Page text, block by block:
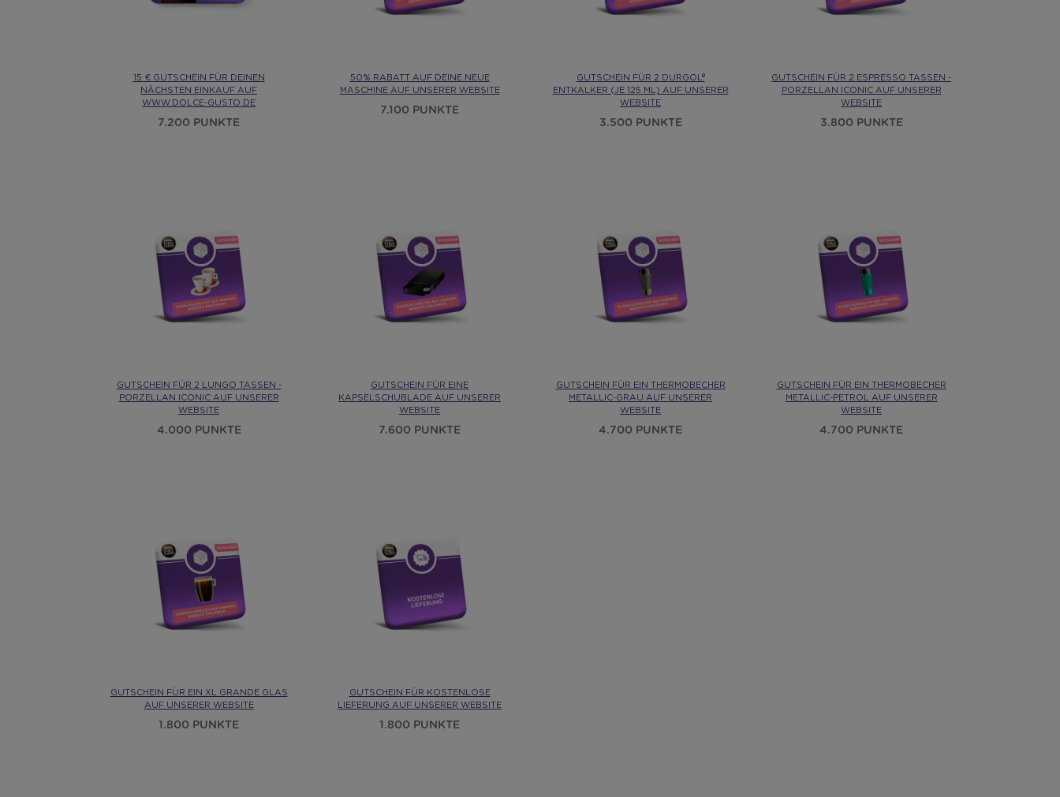
15 € GUTSCHEIN FÜR DEINEN
NÄCHSTEN EINKAUF AUF
WWW.DOLCE-GUSTO.DE
7.200 PUNKTE
50% RABATT AUF DEINE NEUE
MASCHINE AUF UNSERER WEBSITE
7.100 PUNKTE
GUTSCHEIN FÜR 2 DURGOL®
ENTKALKER (JE 125 ML) AUF UNSERER
WEBSITE
3.500 PUNKTE
GUTSCHEIN FÜR 2 ESPRESSO TASSEN -
PORZELLAN ICONIC AUF UNSERER
WEBSITE
3.800 PUNKTE
GUTSCHEIN FÜR 2 LUNGO TASSEN -
PORZELLAN ICONIC AUF UNSERER
WEBSITE
4.000 PUNKTE
GUTSCHEIN FÜR EINE
KAPSELSCHUBLADE AUF UNSERER
WEBSITE
7.600 PUNKTE
GUTSCHEIN FÜR EIN THERMOBECHER
METALLIC-GRAU AUF UNSERER
WEBSITE
4.700 PUNKTE
GUTSCHEIN FÜR EIN THERMOBECHER
METALLIC-PETROL AUF UNSERER
WEBSITE
4.700 PUNKTE
GUTSCHEIN FÜR EIN XL GRANDE GLAS
AUF UNSERER WEBSITE
1.800 PUNKTE
GUTSCHEIN FÜR KOSTENLOSE
LIEFERUNG AUF UNSERER WEBSITE
1.800 PUNKTE